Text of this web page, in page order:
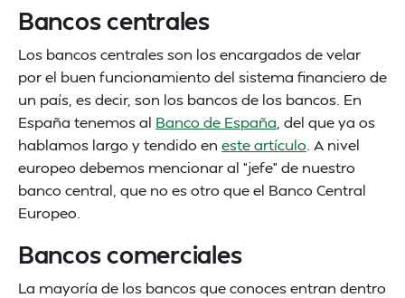
Bancos centrales
Los bancos centrales son los encargados de velar
por el buen funcionamiento del sistema financiero de
un país, es decir, son los bancos de los bancos. En
España tenemos al Banco de España , del que ya os
hablamos largo y tendido en este artículo . A nivel
europeo debemos mencionar al “jefe” de nuestro
banco central, que no es otro que el Banco Central
Europeo.
Bancos comerciales
La mayoría de los bancos que conoces entran dentro